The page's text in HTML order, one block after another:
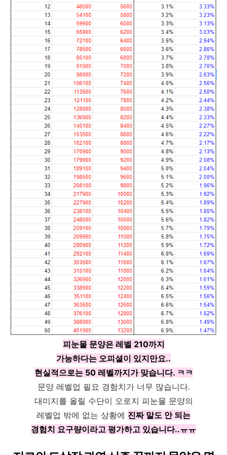
피눈물 문양은 레벨 210까지
가능하다는 오피셜이 있지만요..
현실적으로는 50 레벨까지가 맞습니다. ㅋㅋ
문양 레벨업 필요 경험치가 너무 많습니다.
대미지를 올릴 수단이 오로지 피눈물 문양의
레벨업 밖에 없는 상황에 진짜 말도 안 되는
경험치 요구량이라고 평가하고 있습니다..ㅠㅠ